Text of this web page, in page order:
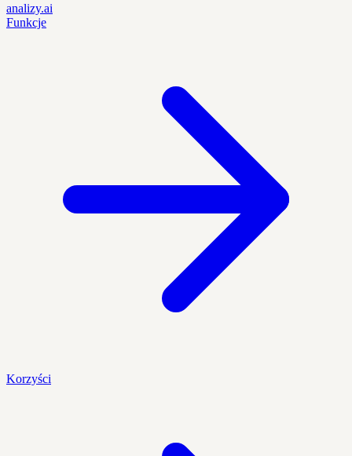
analizy.ai
Funkcje
Korzyści